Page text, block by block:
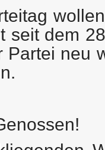
seit dem
Partei neu